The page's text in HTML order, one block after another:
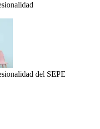
del SEPE